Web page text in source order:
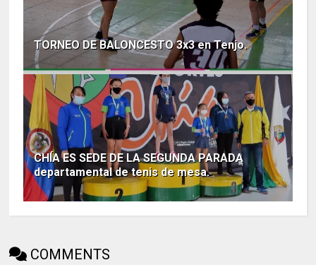
TORNEO DE BALONCESTO 3x3 en Tenjo.
CHÍA ES SEDE DE LA SEGUNDA PARADA
departamental de tenis de mesa.
COMMENTS